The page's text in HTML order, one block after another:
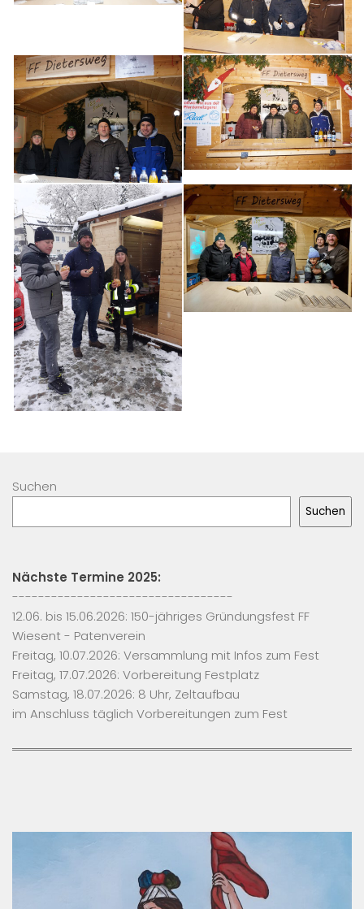
Suchen
Suchen
Nächste Termine 2025:
----------------------------------
12.06. bis 15.06.2026: 150-jähriges Gründungsfest FF
Wiesent - Patenverein
Freitag, 10.07.2026: Versammlung mit Infos zum Fest
Freitag, 17.07.2026: Vorbereitung Festplatz
Samstag, 18.07.2026: 8 Uhr, Zeltaufbau
im Anschluss täglich Vorbereitungen zum Fest